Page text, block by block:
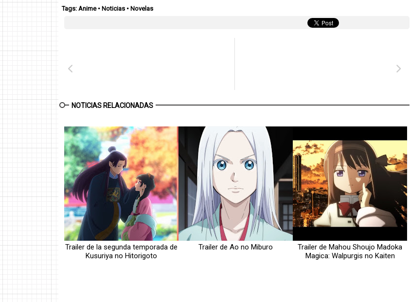
Tags: Anime• Noticias • Novelas
NOTICIAS RELACIONADAS
Trailer de la segunda temporada de
Kusuriya no Hitorigoto
Trailer de Ao no Miburo
Trailer de Mahou Shoujo Madoka
Magica: Walpurgis no Kaiten